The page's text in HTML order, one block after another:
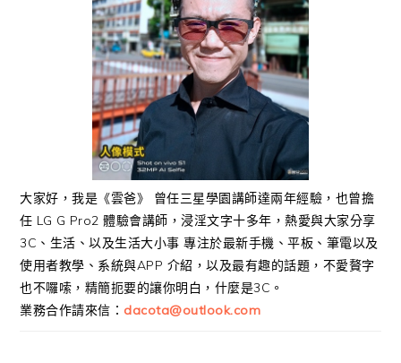
大家好，我是《雲爸》 曾任三星學園講師達兩年經驗，也曾擔
任 LG G Pro2 體驗會講師，浸淫文字十多年，熱愛與大家分享
3C、生活、以及生活大小事 專注於最新手機、平板、筆電以及
使用者教學、系統與APP 介紹，以及最有趣的話題，不愛贅字
也不囉嗦，精簡扼要的讓你明白，什麼是3C。
業務合作請來信： dacota@outlook.com